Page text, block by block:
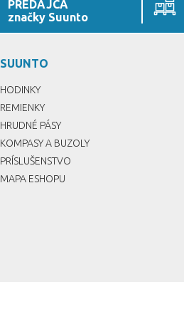
PREDAJCA
značky Suunto
SUUNTO
HODINKY
REMIENKY
HRUDNÉ PÁSY
KOMPASY A BUZOLY
PRÍSLUŠENSTVO
MAPA ESHOPU